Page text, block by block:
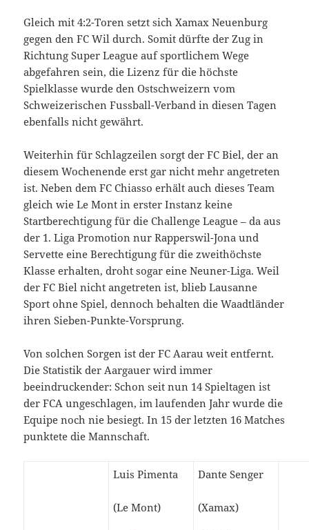
Gleich mit 4:2-Toren setzt sich Xamax Neuenburg
gegen den FC Wil durch. Somit dürfte der Zug in
Richtung Super League auf sportlichem Wege
abgefahren sein, die Lizenz für die höchste
Spielklasse wurde den Ostschweizern vom
Schweizerischen Fussball-Verband in diesen Tagen
ebenfalls nicht gewährt.
Weiterhin für Schlagzeilen sorgt der FC Biel, der an
diesem Wochenende erst gar nicht mehr angetreten
ist. Neben dem FC Chiasso erhält auch dieses Team
gleich wie Le Mont in erster Instanz keine
Startberechtigung für die Challenge League – da aus
der 1. Liga Promotion nur Rapperswil-Jona und
Servette eine Berechtigung für die zweithöchste
Klasse erhalten, droht sogar eine Neuner-Liga. Weil
der FC Biel nicht angetreten ist, blieb Lausanne
Sport ohne Spiel, dennoch behalten die Waadtländer
ihren Sieben-Punkte-Vorsprung.
Von solchen Sorgen ist der FC Aarau weit entfernt.
Die Statistik der Aargauer wird immer
beeindruckender: Schon seit nun 14 Spieltagen ist
der FCA ungeschlagen, im laufenden Jahr wurde die
Equipe noch nie besiegt. In 15 der letzten 16 Matches
punktete die Mannschaft.
Luis Pimenta
(Le Mont)
Dante Senger
(Xamax)